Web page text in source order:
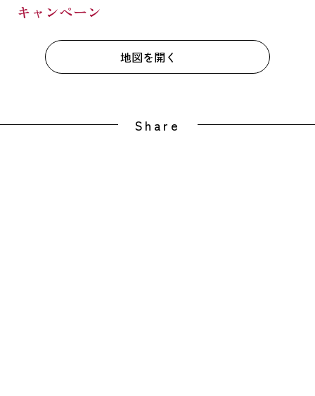
キャンペーン
地図を開く
Share